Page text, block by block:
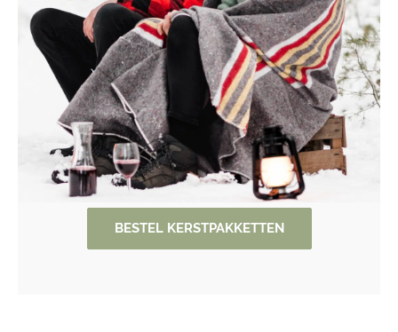
BESTEL KERSTPAKKETTEN